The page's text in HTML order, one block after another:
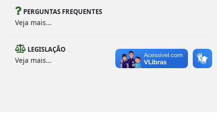
PERGUNTAS FREQUENTES
Veja mais...
LEGISLAÇÃO
Veja mais...